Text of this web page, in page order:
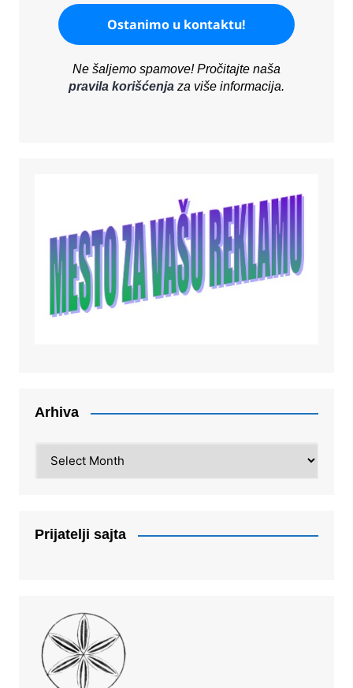
Ne šaljemo spamove! Pročitajte naša
pravila korišćenjaza više informacija.
Arhiva
Prijatelji sajta